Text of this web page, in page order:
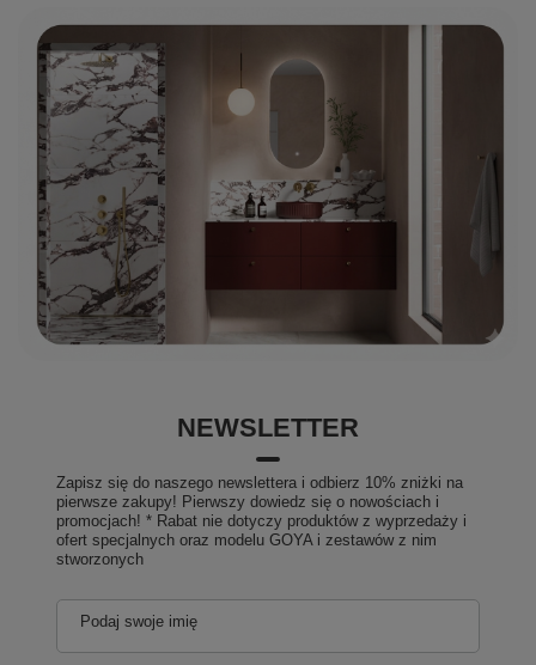
NEWSLETTER
Zapisz się do naszego newslettera i odbierz 10% zniżki na
pierwsze zakupy! Pierwszy dowiedz się o nowościach i
promocjach! * Rabat nie dotyczy produktów z wyprzedaży i
ofert specjalnych oraz modelu GOYA i zestawów z nim
stworzonych
Podaj swoje imię